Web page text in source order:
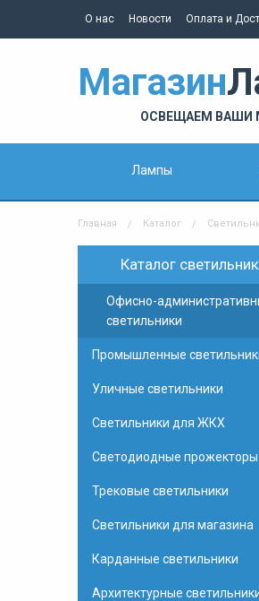
О нас Новости Оплата и
Магазин
ОСВЕЩАЕМ ВАШИ
Лампы
Главная Каталог
Каталог
Офисно-
светильники
Промышленные
Уличные светильники
Светильники для ЖКХ
Светодиодные прожекторы
Трековые светильники
Светильники для магазина
Карданные светильники
Архитектурные